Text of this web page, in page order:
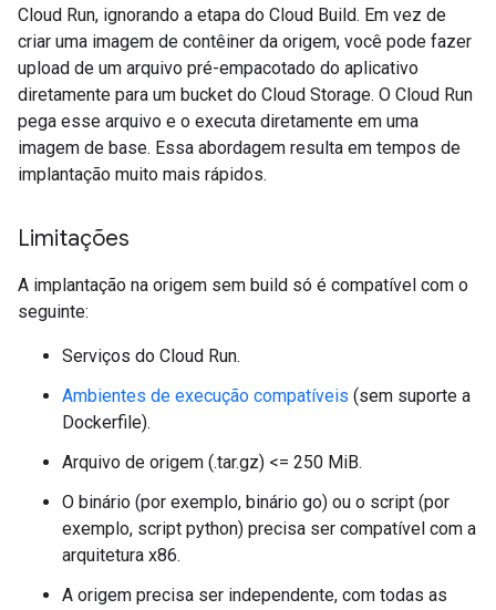
Cloud Run, ignorando a etapa do Cloud Build. Em vez de
criar uma imagem de contêiner da origem, você pode fazer
upload de um arquivo pré-empacotado do aplicativo
diretamente para um bucket do Cloud Storage. O Cloud Run
pega esse arquivo e o executa diretamente em uma
imagem de base. Essa abordagem resulta em tempos de
implantação muito mais rápidos.
Limitações
A implantação na origem sem build só é compatível com o
seguinte:
Serviços do Cloud Run.
Ambientes de execução compatíveis (sem suporte a
Dockerfile).
Arquivo de origem (.tar.gz) <= 250 MiB.
O binário (por exemplo, binário go) ou o script (por
exemplo, script python) precisa ser compatível com a
arquitetura x86.
A origem precisa ser independente, com todas as